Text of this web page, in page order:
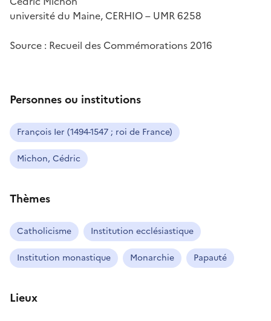
université du Maine, CERHIO – UMR 6258
Source : Recueil des Commémorations 2016
Personnes ou institutions
François Ier (1494-1547 ; roi de France)
Michon, Cédric
Thèmes
Catholicisme Institution ecclésiastique
Institution monastique Monarchie Papauté
Lieux